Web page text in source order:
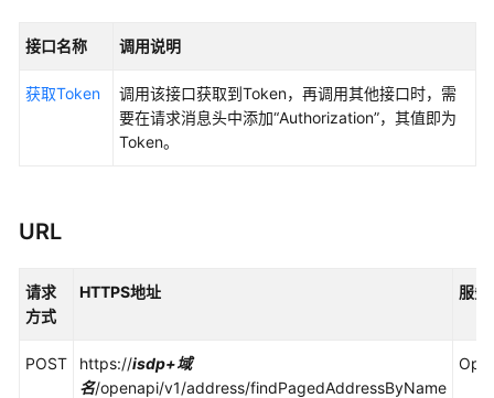
用
接口名称 调用说明
获取Token
调用该接口获取到Token，再调用其他接口时，需
要在请求消息头中添加“Authorization”，其值即为
Token。
URL
请求
方式
HTTPS地址 服务
POST https://isdp+域
名/openapi/v1/address/findPagedAddressByName